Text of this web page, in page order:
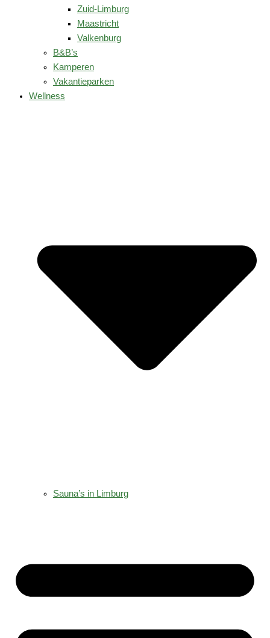
Zuid-Limburg
Maastricht
Valkenburg
B&B’s
Kamperen
Vakantieparken
Wellness
Sauna’s in Limburg